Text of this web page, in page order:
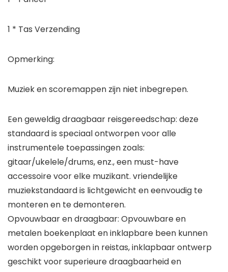
1 * Tas Verzending
Opmerking:
Muziek en scoremappen zijn niet inbegrepen.
Een geweldig draagbaar reisgereedschap: deze
standaard is speciaal ontworpen voor alle
instrumentele toepassingen zoals:
gitaar/ukelele/drums, enz., een must-have
accessoire voor elke muzikant. vriendelijke
muziekstandaard is lichtgewicht en eenvoudig te
monteren en te demonteren.
Opvouwbaar en draagbaar: Opvouwbare en
metalen boekenplaat en inklapbare been kunnen
worden opgeborgen in reistas, inklapbaar ontwerp
geschikt voor superieure draagbaarheid en